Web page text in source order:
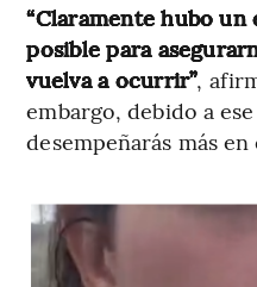
“Claramente hubo
posible para
vuelva a ocurrir”,
embargo, debido a
desempeñarás más